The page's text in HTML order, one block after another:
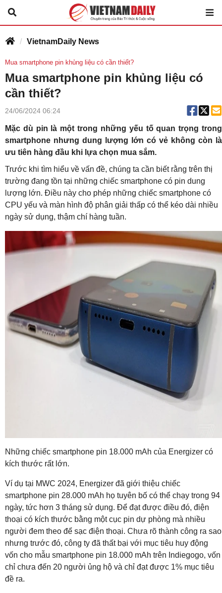
VietnamDaily News
Mua smartphone pin khủng liệu có cần thiết?
Mua smartphone pin khủng liệu có
cần thiết?
24/06/2024 06:24
Mặc dù pin là một trong những yếu tố quan trọng trong
smartphone nhưng dung lượng lớn có vẻ không còn là
ưu tiên hàng đầu khi lựa chọn mua sắm.
Trước khi tìm hiểu về vấn đề, chúng ta cần biết rằng trên thị
trường đang tồn tại những chiếc smartphone có pin dung
lượng lớn. Điều này cho phép những chiếc smartphone có
CPU yếu và màn hình độ phân giải thấp có thể kéo dài nhiều
ngày sử dụng, thậm chí hàng tuần.
Những chiếc smartphone pin 18.000 mAh của Energizer có
kích thước rất lớn.
Ví dụ tại MWC 2024, Energizer đã giới thiệu chiếc
smartphone pin 28.000 mAh họ tuyên bố có thể chạy trong 94
ngày, tức hơn 3 tháng sử dụng. Để đạt được điều đó, điện
thoại có kích thước bằng một cục pin dự phòng mà nhiều
người đem theo để sạc điện thoại. Chưa rõ thành công ra sao
nhưng trước đó, công ty đã thất bại với mục tiêu huy động
vốn cho mẫu smartphone pin 18.000 mAh trên Indiegogo, vốn
chỉ chưa đến 20 người ủng hộ và chỉ đạt được 1% mục tiêu
đề ra.